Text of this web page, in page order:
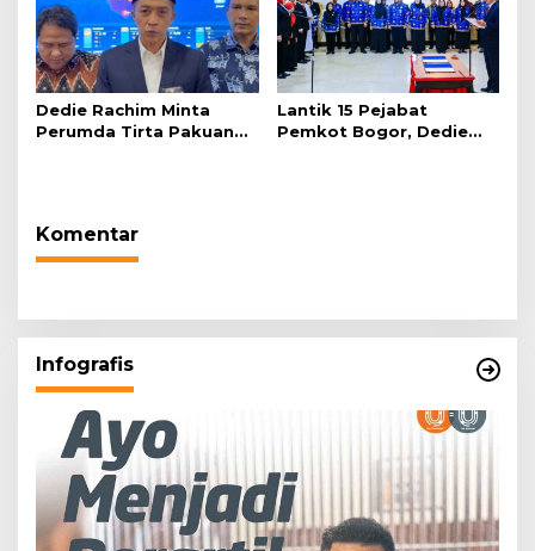
Dedie Rachim Minta
Perumda Tirta Pakuan
Lantik 15 Pejabat
Pemkot Bogor, Dedie
Komentar
Infografis